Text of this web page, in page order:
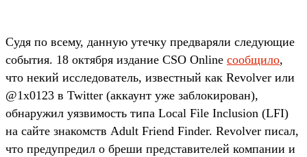
Судя по всему, данную утечку предваряли следующие
события. 18 октября издание CSO Online сообщило,
что некий исследователь, известный как Revolver или
@1x0123 в Twitter (аккаунт уже заблокирован),
обнаружил уязвимость типа Local File Inclusion (LFI)
на сайте знакомств Adult Friend Finder. Revolver писал,
что предупредил о бреши представителей компании и